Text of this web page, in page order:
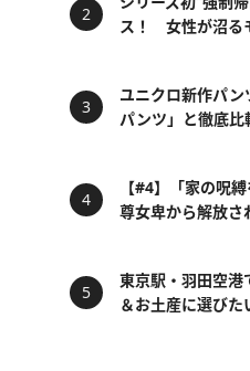
ス！ 女性が沼る
ユニクロ新作パ
パンツ」と徹底比
【#4】「家の呪
尊女卑から解放さ
東京駅・羽田空
＆お土産に選びた